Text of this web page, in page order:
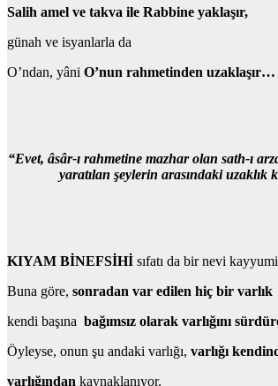
Salih amel ve takva ile Rabbine yaklaşır,
günah ve isyanlarla da
O’ndan, yâni O’nun rahmetinden uzaklaşır…
“Evet, âsâr-ı rahmetine mazhar olan sath-ı
yaratılan şeylerin arasındaki uzaklık
KIYAM BİNEFSİHİ sıfatı da bir nevi
Buna göre, sonradan var edilen hiç bir varlık
kendi başına bağımsız olarak varlığını
Öyleyse, onun şu andaki varlığı, varlığı
varlığından kaynaklanıyor.